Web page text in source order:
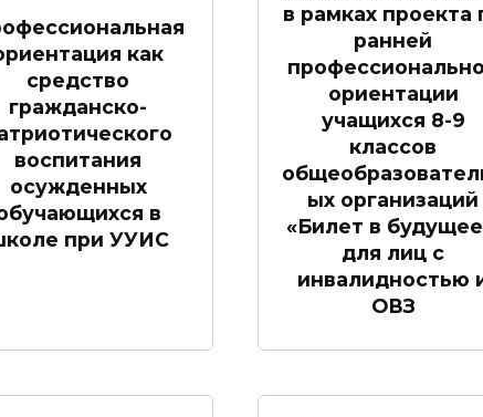
как
средство
гражданско-
воспитания
осужденных
в
при УУИС
в рамках проекта
ранней
ориентации
учащихся 8-9
классов
ых организаций
«Билет в
для лиц с
инвалидностью
ОВЗ